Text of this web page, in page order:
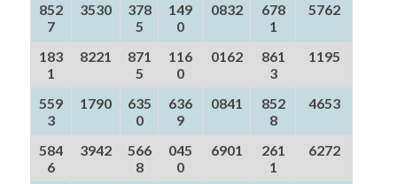
852
7
3530
378
5
149
0
0832
678
1
5762
183
1
8221
871
5
116
0
0162
861
3
1195
559
3
1790
635
0
636
9
0841
852
8
4653
584
6
3942
566
8
045
0
6901
261
1
6272